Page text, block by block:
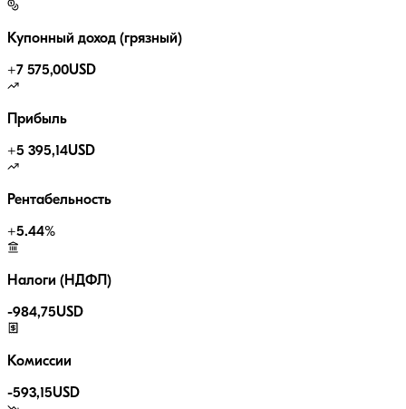
Купонный доход (грязный)
+7 575,00USD
Прибыль
+5 395,14USD
Рентабельность
+5.44%
Налоги (НДФЛ)
-984,75USD
Комиссии
-593,15USD